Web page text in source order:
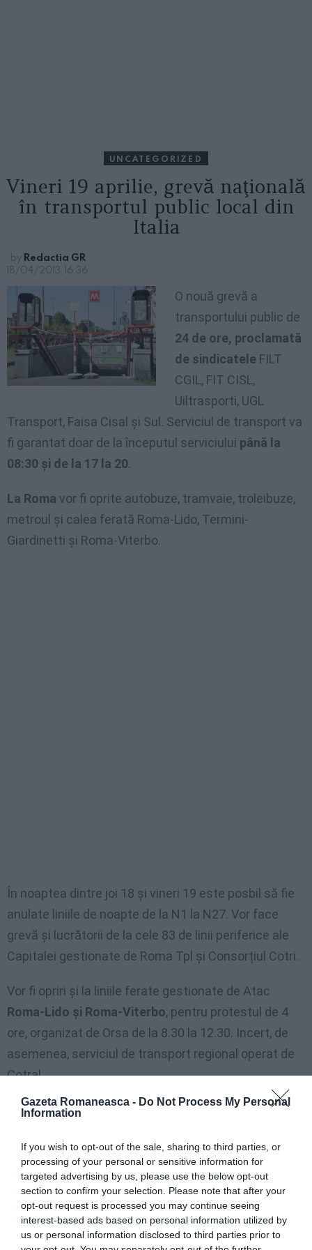
Gazeta Romaneasca - Do Not Process My Personal
Information
If you wish to opt-out of the sale, sharing to third parties, or
processing of your personal or sensitive information for
targeted advertising by us, please use the below opt-out
section to confirm your selection. Please note that after your
opt-out request is processed you may continue seeing
interest-based ads based on personal information utilized by
us or personal information disclosed to third parties prior to
UNCATEGORIZED
Vineri 19 aprilie, grevă naţională
în transportul public local din
Italia
by Redactia GR
18/04/2013, 16:36
O nouă grevă a
transportului public de
24 de ore, proclamată
de sindicatele FILT
CGIL, FIT CISL,
Uiltrasporti, UGL
Transport, Faisa Cisal și Sul. Serviciul de transport va
fi garantat doar de la începutul serviciului până la
08:30 și de la 17 la 20.
La Roma vor fi oprite autobuze, tramvaie, troleibuze,
metroul și calea ferată Roma-Lido, Termini-
Giardinetti și Roma-Viterbo.
În noaptea dintre joi 18 și vineri 19 este posbil să fie
anulate liniile de noapte de la N1 la N27. Vor face
grevă şi lucrătorii de la cele 83 de linii periferice ale
Capitalei gestionate de Roma Tpl şi Consorțiul Cotri.
Vor fi opriri şi la liniile ferate gestionate de Atac
Roma-Lido şi Roma-Viterbo, pentru protestul de 4
ore, organizat de Orsa de la 8.30 la 12.30. Incert, de
asemenea, serviciul de transport regional operat de
Cotral.
Vor fi două proteste: unul de opt ore de la 8.30 la
UGL transporti. Al doilea, proclamat de Faisa Cisal şi
Sul CT de 4 ore, respectiv 8.30 – 12.30 și 12.30 –
16.30.
Articolul anterior